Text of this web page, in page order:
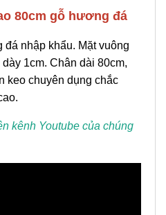
80cm gỗ hương đá
nhập khẩu. Mặt vuông
1cm. Chân dài 80cm,
keo chuyên dụng chắc
kênh Youtube của chúng